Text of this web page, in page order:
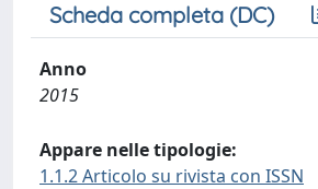
Scheda completa (DC)
Anno
2015
Appare nelle tipologie:
1.1.2 Articolo su rivista con ISSN